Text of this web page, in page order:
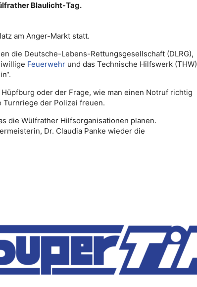
Blaulicht-Tag.
am Anger-Markt statt.
die Deutsche-Lebens-Rettungsgesellschaft (DLRG),
Feuerwehr und das Technische Hilfswerk (THW)
oder der Frage, wie man einen Notruf richtig
Turnriege der Polizei freuen.
die Wülfrather Hilfsorganisationen planen.
Dr. Claudia Panke wieder die